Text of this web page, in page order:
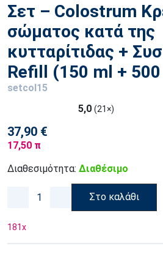
Σετ – Colostrum
σώματος κατά της
κυτταρίτιδας +
Refill (150 ml +
setcol15
5,0 (21×)
37,90 €
17,50 π
Διαθεσιμότητα: Διαθέσιμο
Στο καλάθι
181x